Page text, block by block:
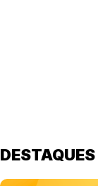
DESTAQUES